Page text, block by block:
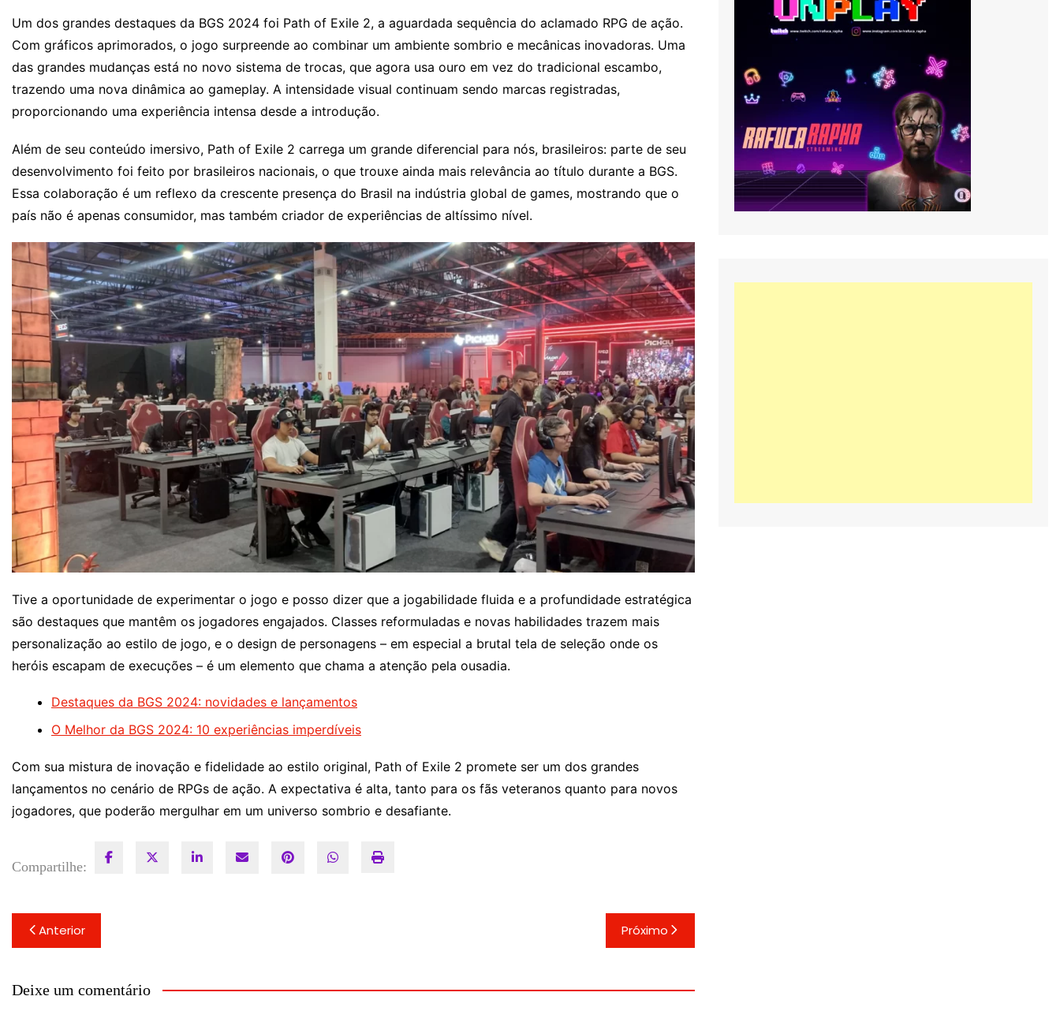
Um dos grandes destaques da BGS 2024 foi Path of Exile 2, a aguardada sequência do aclamado RPG de ação.
Com gráficos aprimorados, o jogo surpreende ao combinar um ambiente sombrio e mecânicas inovadoras. Uma
das grandes mudanças está no novo sistema de trocas, que agora usa ouro em vez do tradicional escambo,
trazendo uma nova dinâmica ao gameplay. A intensidade visual continuam sendo marcas registradas,
proporcionando uma experiência intensa desde a introdução.
Além de seu conteúdo imersivo, Path of Exile 2 carrega um grande diferencial para nós, brasileiros: parte de seu
desenvolvimento foi feito por brasileiros nacionais, o que trouxe ainda mais relevância ao título durante a BGS.
Essa colaboração é um reflexo da crescente presença do Brasil na indústria global de games, mostrando que o
país não é apenas consumidor, mas também criador de experiências de altíssimo nível.
Tive a oportunidade de experimentar o jogo e posso dizer que a jogabilidade fluida e a profundidade estratégica
são destaques que mantêm os jogadores engajados. Classes reformuladas e novas habilidades trazem mais
personalização ao estilo de jogo, e o design de personagens – em especial a brutal tela de seleção onde os
heróis escapam de execuções – é um elemento que chama a atenção pela ousadia.
Destaques da BGS 2024: novidades e lançamentos
O Melhor da BGS 2024: 10 experiências imperdíveis
Com sua mistura de inovação e fidelidade ao estilo original, Path of Exile 2 promete ser um dos grandes
lançamentos no cenário de RPGs de ação. A expectativa é alta, tanto para os fãs veteranos quanto para novos
jogadores, que poderão mergulhar em um universo sombrio e desafiante.
Compartilhe:
Navegação
de
Post
Anterior Próximo
Deixe um comentário